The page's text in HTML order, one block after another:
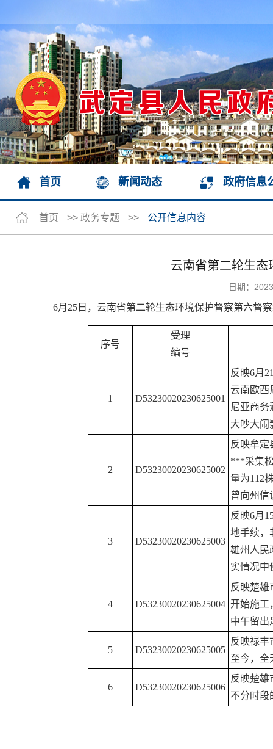
首页 新闻动态 政府信息
首页 >> 政务专题 >> 公开信息内容
云南省第二轮生
日期：
6月25日，云南省第二轮生态环境保护督察第六督
序号
受理
编号
1 D53230020230625001
反映6月
云南欧西
尼亚商务
大吵大闹
2 D53230020230625002
反映牟定
***采集
量为112
曾向州信
3 D53230020230625003
反映6月
地手续，
雄州人民
实情况中
4 D53230020230625004
反映楚雄
开始施工
中午留出
5 D53230020230625005
反映禄丰
至今，全
6 D53230020230625006
反映楚雄
不分时段